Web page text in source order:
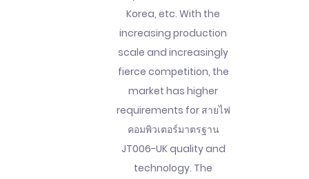
Korea, etc. With the
increasing production
scale and increasingly
fierce competition, the
market has higher
requirements for สายไฟ
คอมพิวเตอร์มาตรฐาน
JT006-UK quality and
technology. The